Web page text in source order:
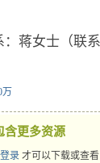
蒋女士（联系
万
含更多资源
登录 才可以下载或查